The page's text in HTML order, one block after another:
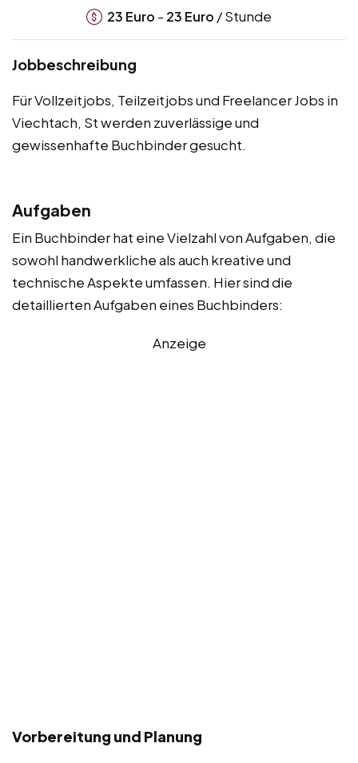
23 Euro - 23 Euro / Stunde
Jobbeschreibung
Für Vollzeitjobs, Teilzeitjobs und Freelancer Jobs in
Viechtach, St werden zuverlässige und
gewissenhafte Buchbinder gesucht.
Aufgaben
Ein Buchbinder hat eine Vielzahl von Aufgaben, die
sowohl handwerkliche als auch kreative und
technische Aspekte umfassen. Hier sind die
detaillierten Aufgaben eines Buchbinders:
Anzeige
Vorbereitung und Planung